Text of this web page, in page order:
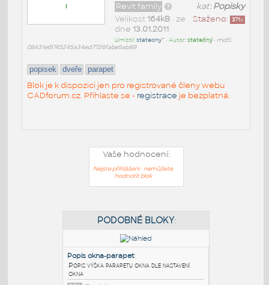
kat:Popisky
Revit family
Staženo: 371x
Velikost 164kB• ze
dne 13.01.2011
Umístil:statecny^ • Autor:statečný• md5:
08431e61745245a34ed7726fabe5ab89
popisek dveře parapet
Blok je k dispozici jen pro registrované členy webu
CADforum.cz. Přihlaste se - registrace je bezplatná.
Vaše hodnocení:
Nejste přihlášeni - nemůžete
hodnotit blok